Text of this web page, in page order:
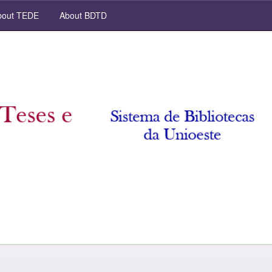
TEDE About BDTD